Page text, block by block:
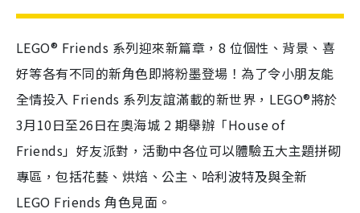
LEGO® Friends 系列迎來新篇章，8 位個性、背景、喜
好等各有不同的新角色即將粉墨登場！為了令小朋友能
全情投入 Friends 系列友誼滿載的新世界，LEGO®將於
3月10日至26日在奧海城 2 期舉辦「House of
Friends」好友派對，活動中各位可以體驗五大主題拼砌
專區，包括花藝、烘焙、公主、哈利波特及與全新
LEGO Friends 角色見面。